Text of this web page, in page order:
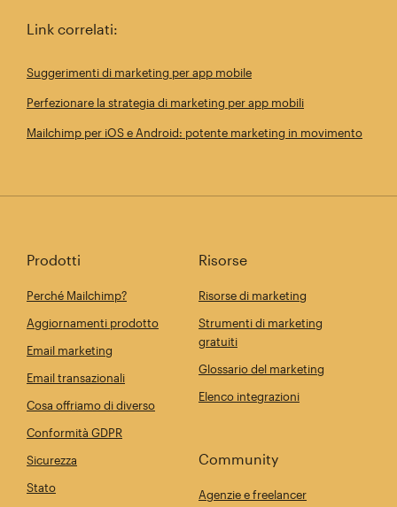
Link correlati:
Suggerimenti di marketing per app mobile
Perfezionare la strategia di marketing per app mobili
Mailchimp per iOS e Android: potente marketing in movimento
Prodotti
Perché Mailchimp?
Aggiornamenti prodotto
Email marketing
Email transazionali
Cosa offriamo di diverso
Conformità GDPR
Sicurezza
Stato
Risorse
Risorse di marketing
Strumenti di marketing
gratuiti
Glossario del marketing
Elenco integrazioni
Community
Agenzie e freelancer